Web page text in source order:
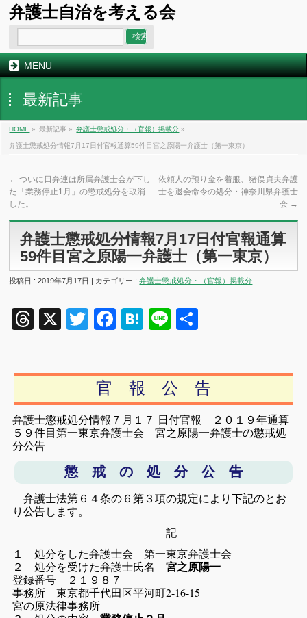
弁護士自治を考える会
MENU
最新記事
HOME » 最新記事 » 弁護士懲戒処分・（官報）掲載分 »
弁護士懲戒処分情報7月17日付官報通算59件目宮之原陽一弁護士（第一東京）
← ついに日弁連は所属弁護士会が下し
た「業務停止1月」の懲戒処分を取消
した。
依頼人の預り金を着服、猪俣貞夫弁護
士を退会命令の処分・神奈川県弁護士
会 →
弁護士懲戒処分情報7月17日付官報通算
59件目宮之原陽一弁護士（第一東京）
投稿日 : 2019年7月17日 | カテゴリー :弁護士懲戒処分・（官報）掲載分
Threads
X TwitterFacebook
Hatena
Line
官 報 公 告
弁護士懲戒処分情報７月１７ 日付官報 ２０１９年通算
５９件目第一東京弁護士会 宮之原陽一弁護士の懲戒処
分公告
懲 戒 の 処 分 公 告
弁護士法第６４条の６第３項の規定により下記のとお
り公告します。
記
１ 処分をした弁護士会 第一東京弁護士会
２ 処分を受けた弁護士氏名宮之原陽一
登録番号 ２１９８７
事務所 東京都千代田区平河町2-16-15
宮の原法律事務所